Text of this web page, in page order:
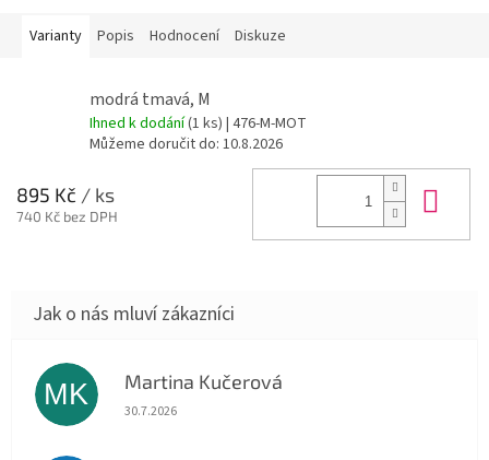
Varianty Popis Hodnocení Diskuze
modrá tmavá, M
Ihned k dodání(1 ks) | 476-M-MOT
Můžeme doručit do: 10.8.2026
895 Kč / ks
740 Kč bez DPH
MK Martina Kučerová
Hodnocení obchodu je 5 z 5 hvězdiček.
30.7.2026